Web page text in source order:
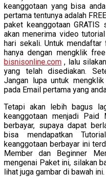
keanggotaan yang bisa
pertama tentunya adalah
paket keanggotaan GRATIS
akan menerima video
hari sekali. Untuk
hanya dengan mengklik
bisnisonline.com , lalu
yang telah disediakan.
Jangan lupa untuk
pada Email pertama yang
Tetapi akan lebih bagus
keanggotaan menjadi Paid
berbayar, supaya dapat
bisa mendapatkan
keanggotaan berbayar ini
Member dan Beginner
mengenai Paket ini, silakan
lihat juga gambar di bawah ini.